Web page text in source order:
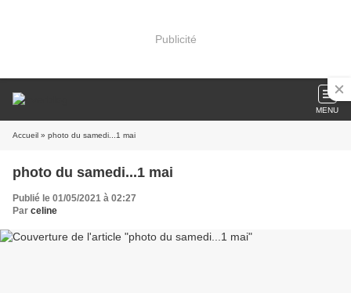
Publicité
MENU
Accueil » photo du samedi...1 mai
photo du samedi...1 mai
Publié le 01/05/2021 à 02:27
Par celine